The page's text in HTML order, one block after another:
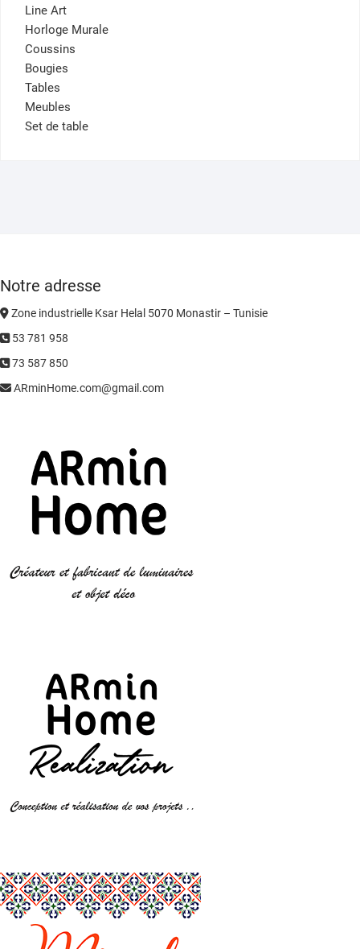
Line Art
Horloge Murale
Coussins
Bougies
Tables
Meubles
Set de table
Notre adresse
Zone industrielle Ksar Helal 5070 Monastir – Tunisie
53 781 958
73 587 850
ARminHome.com@gmail.com